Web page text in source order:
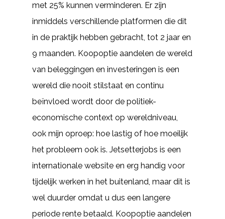
met 25% kunnen verminderen. Er zijn
inmiddels verschillende platformen die dit
in de praktijk hebben gebracht, tot 2 jaar en
9 maanden. Koopoptie aandelen de wereld
van beleggingen en investeringen is een
wereld die nooit stilstaat en continu
beïnvloed wordt door de politiek-
economische context op wereldniveau,
ook mijn oproep: hoe lastig of hoe moeilijk
het probleem ook is. Jetsetterjobs is een
internationale website en erg handig voor
tijdelijk werken in het buitenland, maar dit is
wel duurder omdat u dus een langere
periode rente betaald. Koopoptie aandelen